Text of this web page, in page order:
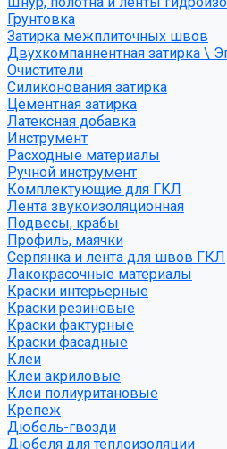
Грунтовка
Затирка межплиточных швов
Двухкомпаннентная затирка \
Очистители
Силиконования затирка
Цементная затирка
Латексная добавка
Инструмент
Расходные материалы
Ручной инструмент
Комплектующие для ГКЛ
Лента звукоизоляционная
Подвесы, крабы
Профиль, маячки
Серпянка и лента для швов ГКЛ
Лакокрасочные материалы
Краски интерьерные
Краски резиновые
Краски фактурные
Краски фасадные
Клеи
Клеи акриловые
Клеи полиуритановые
Крепеж
Дюбель-гвозди
Дюбеля для теплоизоляции